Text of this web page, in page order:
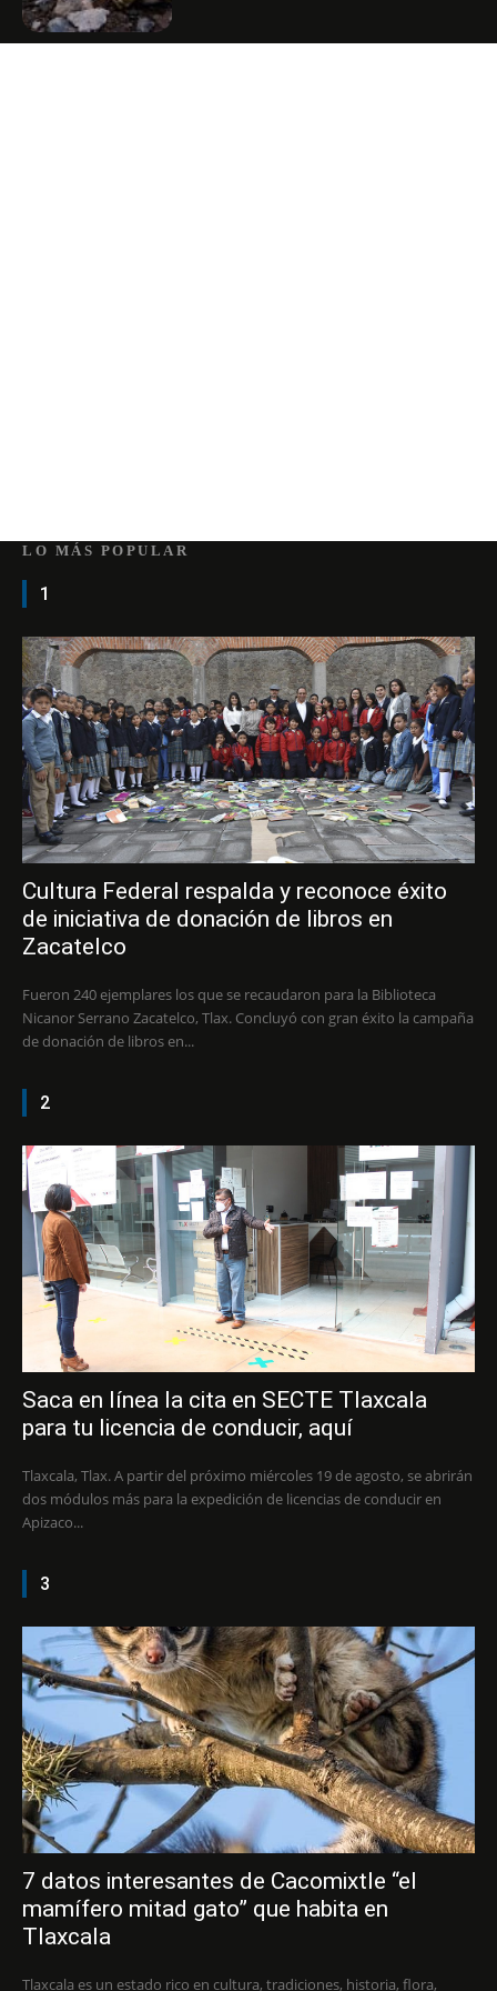
LO MÁS POPULAR
1
Cultura Federal respalda y reconoce éxito
de iniciativa de donación de libros en
Zacatelco
Fueron 240 ejemplares los que se recaudaron para la Biblioteca
Nicanor Serrano Zacatelco, Tlax. Concluyó con gran éxito la campaña
de donación de libros en...
2
Saca en línea la cita en SECTE Tlaxcala
para tu licencia de conducir, aquí
Tlaxcala, Tlax. A partir del próximo miércoles 19 de agosto, se abrirán
dos módulos más para la expedición de licencias de conducir en
Apizaco...
3
7 datos interesantes de Cacomixtle “el
mamífero mitad gato” que habita en
Tlaxcala
Tlaxcala es un estado rico en cultura, tradiciones, historia, flora,